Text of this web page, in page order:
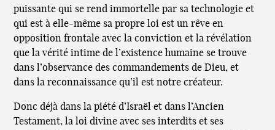
puissante qui se rend immortelle par sa technologie et
qui est à elle-même sa propre loi est un rêve en
opposition frontale avec la conviction et la révélation
que la vérité intime de l’existence humaine se trouve
dans l’observance des commandements de Dieu, et
dans la reconnaissance qu’il est notre créateur.
Donc déjà dans la piété d’Israël et dans l’Ancien
Testament, la loi divine avec ses interdits et ses